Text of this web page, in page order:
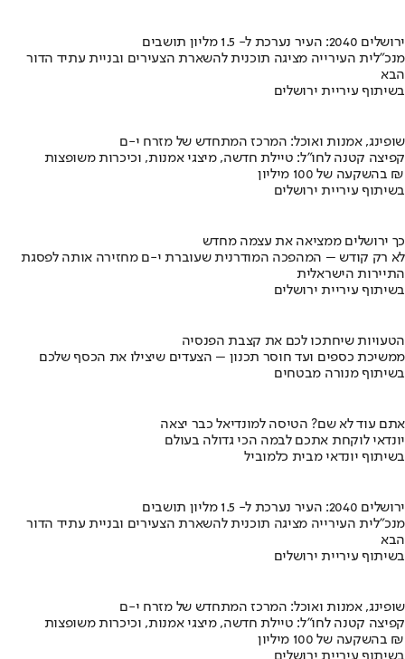
ירושלים 2040: העיר נערכת ל- 1.5 מליון תושבים
מנכ"לית העירייה מציגה תוכנית להשארת הצעירים ובניית עתיד הדור
הבא
בשיתוף עיריית ירושלים
שופינג, אמנות ואוכל: המרכז המתחדש של מזרח י-ם
קפיצה קטנה לחו"ל: טיילת חדשה, מיצגי אמנות, וכיכרות משופצות
בהשקעה של 100 מיליון ₪
בשיתוף עיריית ירושלים
כך ירושלים ממציאה את עצמה מחדש
לא רק קודש – המהפכה המודרנית שעוברת י-ם מחזירה אותה לפסגת
התיירות הישראלית
בשיתוף עיריית ירושלים
הטעויות שיחתכו לכם את קצבת הפנסיה
ממשיכת כספים ועד חוסר תכנון – הצעדים שיצילו את הכסף שלכם
בשיתוף מנורה מבטחים
אתם עוד לא שם? הטיסה למונדיאל כבר יצאה
יונדאי לוקחת אתכם לבמה הכי גדולה בעולם
בשיתוף יונדאי מבית כלמוביל
ירושלים 2040: העיר נערכת ל- 1.5 מליון תושבים
מנכ"לית העירייה מציגה תוכנית להשארת הצעירים ובניית עתיד הדור
הבא
בשיתוף עיריית ירושלים
שופינג, אמנות ואוכל: המרכז המתחדש של מזרח י-ם
קפיצה קטנה לחו"ל: טיילת חדשה, מיצגי אמנות, וכיכרות משופצות
בהשקעה של 100 מיליון ₪